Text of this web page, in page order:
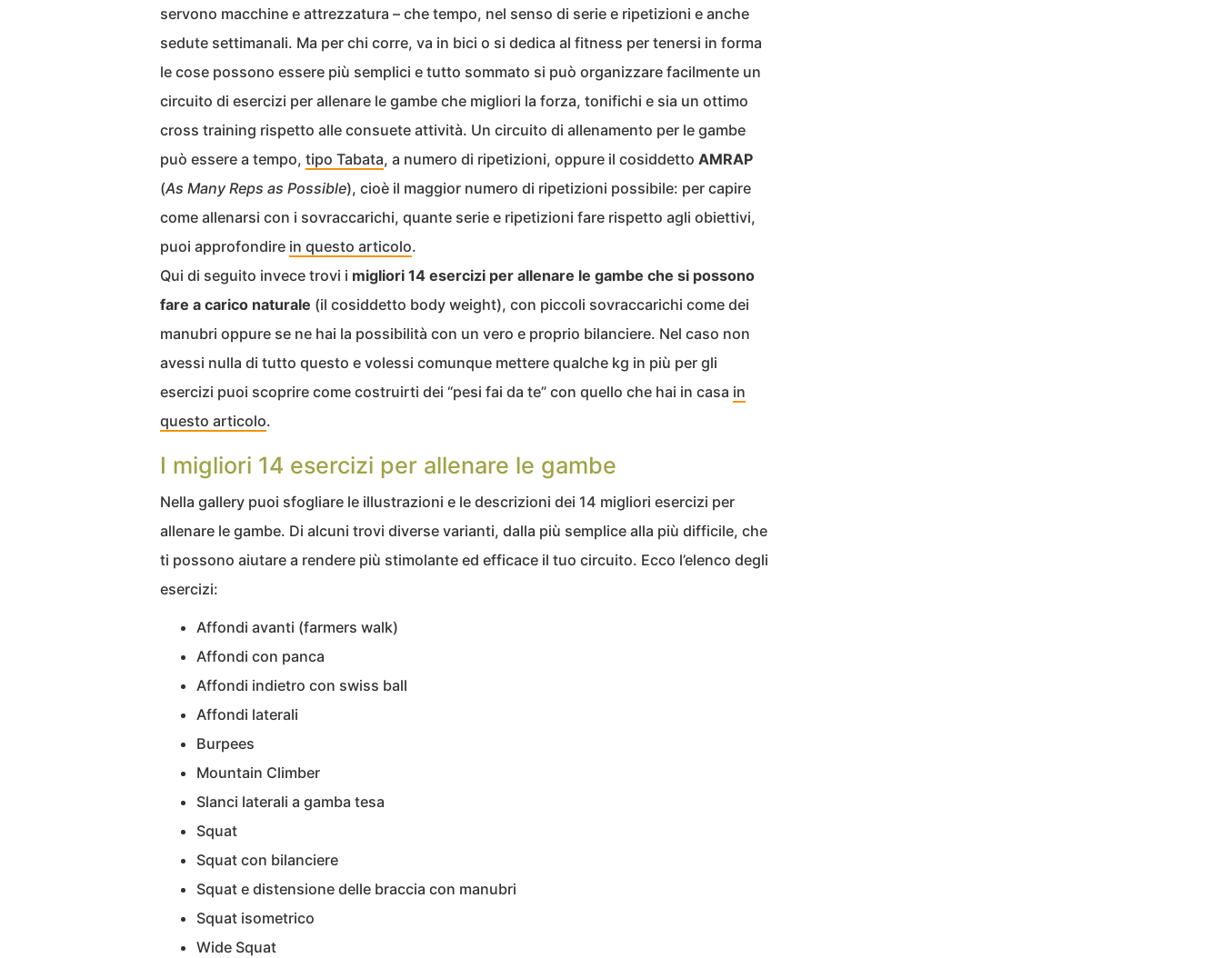
servono macchine e attrezzatura – che tempo, nel senso di serie e ripetizioni e anche
sedute settimanali. Ma per chi corre, va in bici o si dedica al fitness per tenersi in forma
le cose possono essere più semplici e tutto sommato si può organizzare facilmente un
circuito di esercizi per allenare le gambe che migliori la forza, tonifichi e sia un ottimo
cross training rispetto alle consuete attività. Un circuito di allenamento per le gambe
può essere a tempo, tipo Tabata, a numero di ripetizioni, oppure il cosiddetto AMRAP
(As Many Reps as Possible), cioè il maggior numero di ripetizioni possibile: per capire
come allenarsi con i sovraccarichi, quante serie e ripetizioni fare rispetto agli obiettivi,
puoi approfondire in questo articolo.
Qui di seguito invece trovi i migliori 14 esercizi per allenare le gambe che si possono
fare a carico naturale (il cosiddetto body weight), con piccoli sovraccarichi come dei
manubri oppure se ne hai la possibilità con un vero e proprio bilanciere. Nel caso non
avessi nulla di tutto questo e volessi comunque mettere qualche kg in più per gli
esercizi puoi scoprire come costruirti dei “pesi fai da te” con quello che hai in casa in
questo articolo.
I migliori 14 esercizi per allenare le gambe
Nella gallery puoi sfogliare le illustrazioni e le descrizioni dei 14 migliori esercizi per
allenare le gambe. Di alcuni trovi diverse varianti, dalla più semplice alla più difficile, che
ti possono aiutare a rendere più stimolante ed efficace il tuo circuito. Ecco l’elenco degli
esercizi:
Affondi avanti (farmers walk)
Affondi con panca
Affondi indietro con swiss ball
Affondi laterali
Burpees
Mountain Climber
Slanci laterali a gamba tesa
Squat
Squat con bilanciere
Squat e distensione delle braccia con manubri
Squat isometrico
Wide Squat